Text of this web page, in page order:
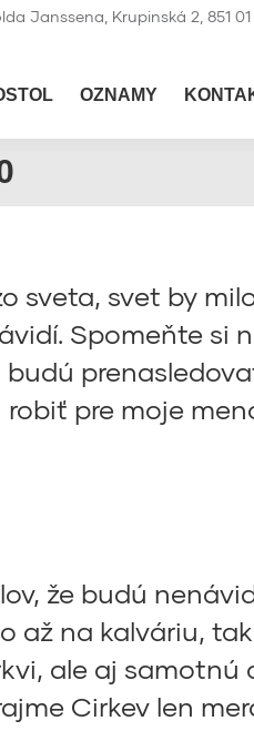
Janssena, Krupinská 2, 851
OZNAMY
sveta, svet by
Spomeňte si
pre moje
že budú
až na kalváriu,
ale aj samotnú
Cirkev len